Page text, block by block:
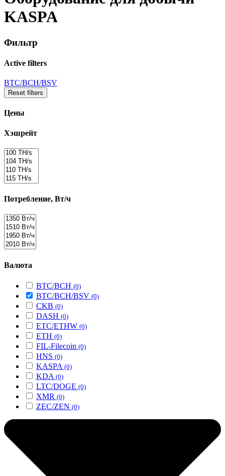
KASPA
Фильтр
Active filters
BTC/BCH/BSV
Reset filters
Цены
Хэшрейт
Потребление, Вт/ч
Валюта
BTC/BCH (0)
BTC/BCH/BSV (0)
CKB (0)
DASH (0)
ETC/ETHW (0)
ETH (0)
FIL-Filecoin (0)
HNS (0)
KASPA (0)
KDA (0)
LTC/DOGE (0)
XMR (0)
ZEC/ZEN (0)